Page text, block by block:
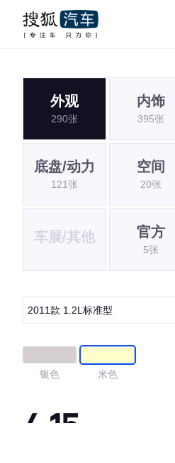
外观
290张
内饰
395张
底盘/动力
121张
空间
20张
车展/其他 官方
5张
2011款 1.2L标准型
银色 米色
4.15